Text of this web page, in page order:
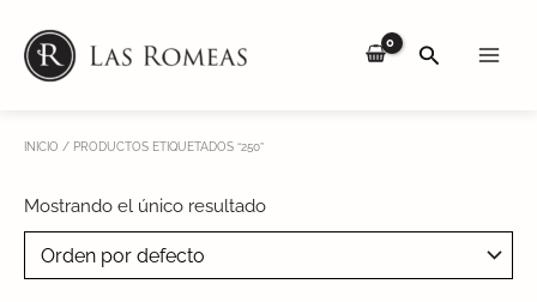
content
SEARCH
INICIO / PRODUCTOS ETIQUETADOS “250”
Mostrando el único resultado